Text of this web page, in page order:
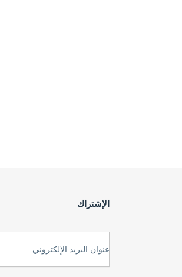
الإشتراك
عنوان البريد الإلكتروني